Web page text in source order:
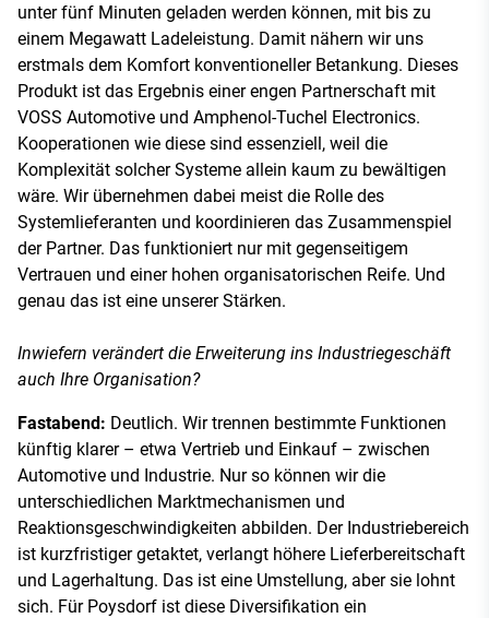
unter fünf Minuten geladen werden können, mit bis zu
einem Megawatt Ladeleistung. Damit nähern wir uns
erstmals dem Komfort konventioneller Betankung. Dieses
Produkt ist das Ergebnis einer engen Partnerschaft mit
VOSS Automotive und Amphenol-Tuchel Electronics.
Kooperationen wie diese sind essenziell, weil die
Komplexität solcher Systeme allein kaum zu bewältigen
wäre. Wir übernehmen dabei meist die Rolle des
Systemlieferanten und koordinieren das Zusammenspiel
der Partner. Das funktioniert nur mit gegenseitigem
Vertrauen und einer hohen organisatorischen Reife. Und
genau das ist eine unserer Stärken.
Inwiefern verändert die Erweiterung ins Industriegeschäft
auch Ihre Organisation?
Fastabend: Deutlich. Wir trennen bestimmte Funktionen
künftig klarer – etwa Vertrieb und Einkauf – zwischen
Automotive und Industrie. Nur so können wir die
unterschiedlichen Marktmechanismen und
Reaktionsgeschwindigkeiten abbilden. Der Industriebereich
ist kurzfristiger getaktet, verlangt höhere Lieferbereitschaft
und Lagerhaltung. Das ist eine Umstellung, aber sie lohnt
sich. Für Poysdorf ist diese Diversifikation ein